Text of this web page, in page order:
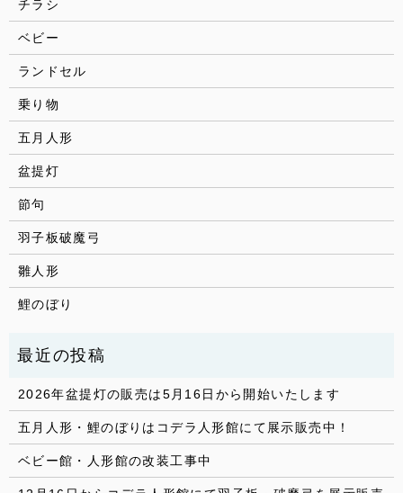
チラシ
ベビー
ランドセル
乗り物
五月人形
盆提灯
節句
羽子板破魔弓
雛人形
鯉のぼり
2026年盆提灯の販売は5月16日から開始いたします
五月人形・鯉のぼりはコデラ人形館にて展示販売中！
ベビー館・人形館の改装工事中